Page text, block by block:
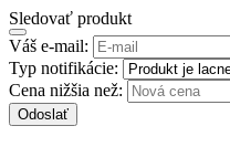
Sledovať produkt
Váš e-mail:
Typ notifikácie:
Cena nižšia než:
Odoslať